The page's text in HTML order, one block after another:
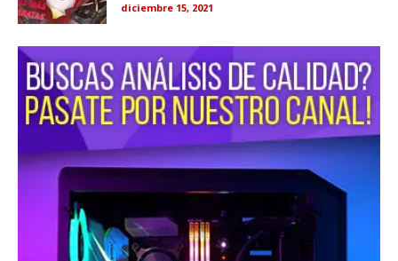
diciembre 15, 2021